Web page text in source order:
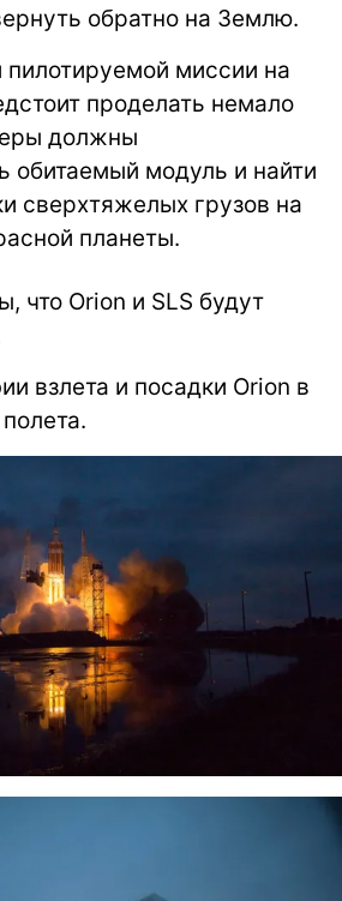
обратно на Землю.
пилотируемой миссии на
проделать немало
должны
обитаемый модуль и найти
сверхтяжелых грузов на
планеты.
что Orion и SLS будут
взлета и посадки Orion в